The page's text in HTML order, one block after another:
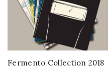
Fermento Collection 2018